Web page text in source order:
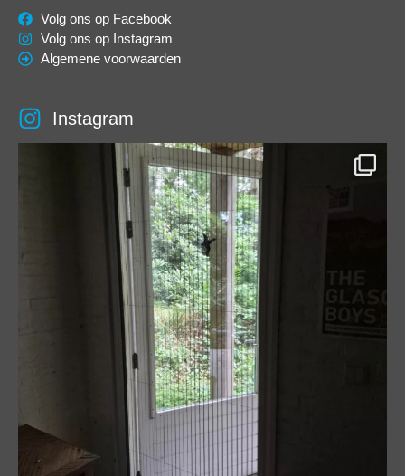
Volg ons op Facebook
Volg ons op Instagram
Algemene voorwaarden
Instagram